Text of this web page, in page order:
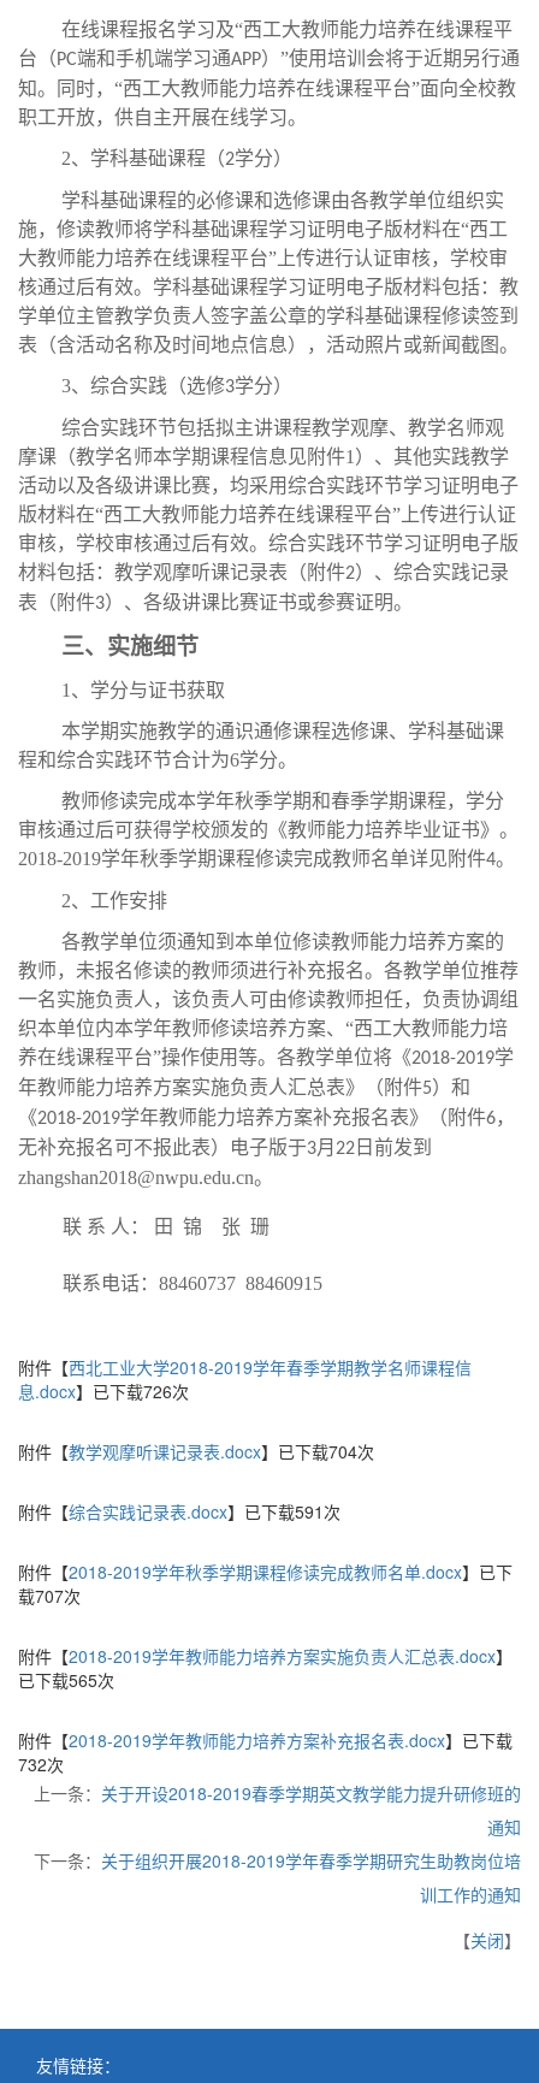
在线课程报名学习及“西工大教师能力培养在线课程平
台（PC端和手机端学习通APP）”使用培训会将于近期另行通
知。同时，“西工大教师能力培养在线课程平台”面向全校教
职工开放，供自主开展在线学习。
2、学科基础课程（2学分）
学科基础课程的必修课和选修课由各教学单位组织实
施，修读教师将学科基础课程学习证明电子版材料在“西工
大教师能力培养在线课程平台”上传进行认证审核，学校审
核通过后有效。学科基础课程学习证明电子版材料包括：教
学单位主管教学负责人签字盖公章的学科基础课程修读签到
表（含活动名称及时间地点信息），活动照片或新闻截图。
3、综合实践（选修3学分）
综合实践环节包括拟主讲课程教学观摩、教学名师观
摩课（教学名师本学期课程信息见附件1）、其他实践教学
活动以及各级讲课比赛，均采用综合实践环节学习证明电子
版材料在“西工大教师能力培养在线课程平台”上传进行认证
审核，学校审核通过后有效。综合实践环节学习证明电子版
材料包括：教学观摩听课记录表（附件2）、综合实践记录
表（附件3）、各级讲课比赛证书或参赛证明。
三、实施细节
1、学分与证书获取
本学期实施教学的通识通修课程选修课、学科基础课
程和综合实践环节合计为6学分。
教师修读完成本学年秋季学期和春季学期课程，学分
审核通过后可获得学校颁发的《教师能力培养毕业证书》。
2018-2019学年秋季学期课程修读完成教师名单详见附件4。
2、工作安排
各教学单位须通知到本单位修读教师能力培养方案的
教师，未报名修读的教师须进行补充报名。各教学单位推荐
一名实施负责人，该负责人可由修读教师担任，负责协调组
织本单位内本学年教师修读培养方案、“西工大教师能力培
养在线课程平台”操作使用等。各教学单位将《2018-2019学
年教师能力培养方案实施负责人汇总表》（附件5）和
《2018-2019学年教师能力培养方案补充报名表》（附件6，
无补充报名可不报此表）电子版于3月 22 日前发到
zhangshan2018@nwpu.edu.cn。
联 系 人： 田 锦 张 珊
联系电话：88460737 88460915
附件【西北工业大学2018-2019学年春季学期教学名师课程信
息.docx】已下载726次
附件【教学观摩听课记录表.docx】已下载704次
附件【综合实践记录表.docx】已下载591 次
附件【2018-2019学年秋季学期课程修读完成教师名单.docx】已下
载707次
附件【2018-2019学年教师能力培养方案实施负责人汇总表.docx】
已下载565次
附件【2018-2019学年教师能力培养方案补充报名表.docx】已下载
732次
上一条： 关于开设2018-2019春季学期英文教学能力提升研修班的
通知
下一条： 关于组织开展2018-2019学年春季学期研究生助教岗位培
训工作的通知
【关闭】
友情链接：